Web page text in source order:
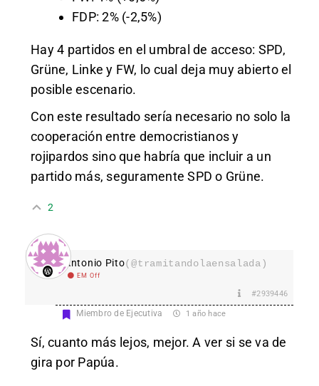
FDP: 2% (-2,5%)
Hay 4 partidos en el umbral de acceso: SPD,
Grüne, Linke y FW, lo cual deja muy abierto el
posible escenario.
Con este resultado sería necesario no solo la
cooperación entre democristianos y
rojipardos sino que habría que incluir a un
partido más, seguramente SPD o Grüne.
2
Antonio Pito(@tramitandolaensalada)
EM Off
#2939446
Miembro de Ejecutiva 1 año hace
Sí, cuanto más lejos, mejor. A ver si se va de
gira por Papúa.